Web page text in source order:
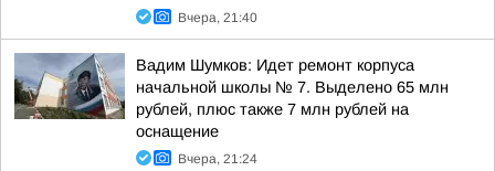
Вчера, 21:40
Вадим Шумков: Идет ремонт корпуса
начальной школы № 7. Выделено 65 млн
рублей, плюс также 7 млн рублей на
оснащение
Вчера, 21:24